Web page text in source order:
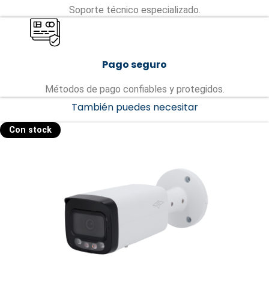
Soporte técnico especializado.
Pago seguro
Métodos de pago confiables y protegidos.
También puedes necesitar
Con stock